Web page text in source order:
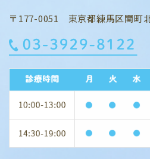
〒177-0051 東京都練馬区関町